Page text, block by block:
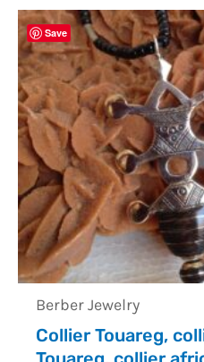
Save
Berber Jewelry
Collier Touareg,